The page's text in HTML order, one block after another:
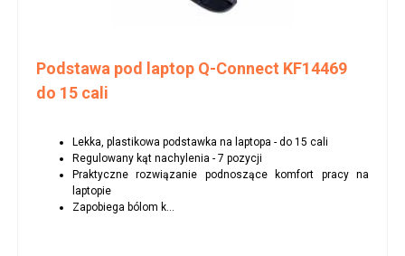
Podstawa pod laptop Q-Connect KF14469
do 15 cali
Lekka, plastikowa podstawka na laptopa - do 15 cali
Regulowany kąt nachylenia - 7 pozycji
Praktyczne rozwiązanie podnoszące komfort pracy na
laptopie
Zapobiega bólom k...